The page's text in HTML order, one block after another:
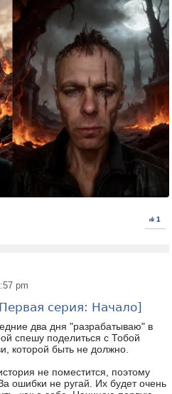
1
pm
серия: Начало]
два дня "разрабатываю" в
спешу поделиться с Тобой
которой быть не должно.
не поместится, поэтому
ошибки не ругай. Их будет очень